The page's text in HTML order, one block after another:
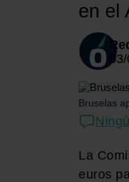
en el
Bruselas
La
euros